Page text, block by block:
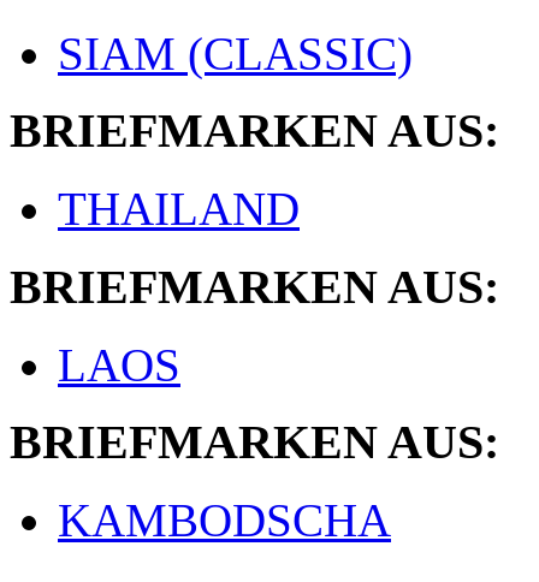
SIAM (CLASSIC)
BRIEFMARKEN AUS:
THAILAND
BRIEFMARKEN AUS:
LAOS
BRIEFMARKEN AUS:
KAMBODSCHA